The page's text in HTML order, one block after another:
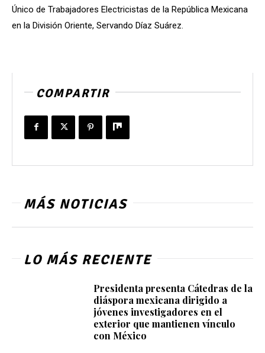
Único de Trabajadores Electricistas de la República Mexicana
en la División Oriente, Servando Díaz Suárez.
COMPARTIR
MÁS NOTICIAS
LO MÁS RECIENTE
Presidenta presenta Cátedras de la
diáspora mexicana dirigido a
jóvenes investigadores en el
exterior que mantienen vínculo
con México